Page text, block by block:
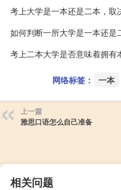
考上大学是一本还是二本，取
如何判断一所大学是一本还是
考上二本大学是否意味着拥有
网络标签： 一本
上一篇
雅思口语怎么自己准备
相关问题